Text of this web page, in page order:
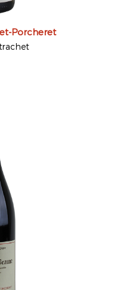
Porcheret